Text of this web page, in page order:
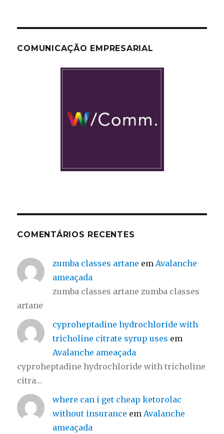
COMUNICAÇÃO EMPRESARIAL
COMENTÁRIOS RECENTES
zumba classes artane em Avalanche
ameaçada
zumba classes artane zumba classes
artane
cyproheptadine hydrochloride with
tricholine citrate syrup uses em
Avalanche ameaçada
cyproheptadine hydrochloride with tricholine
citra…
where can i get cheap ketorolac
without insurance em Avalanche
ameaçada